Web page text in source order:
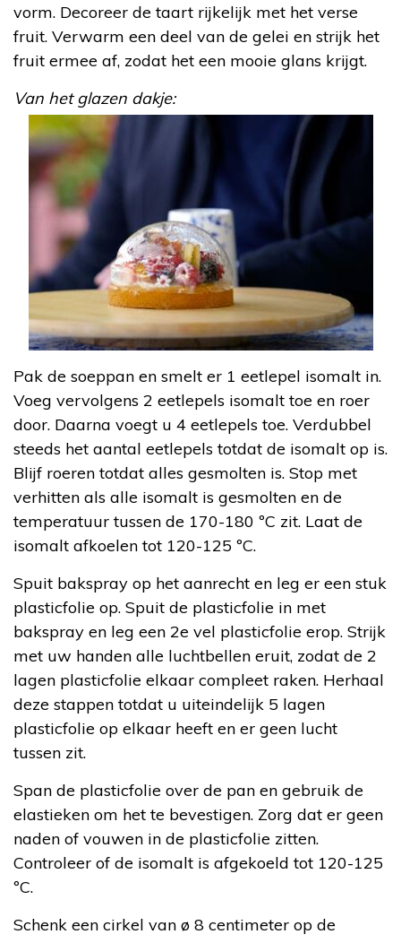
vorm. Decoreer de taart rijkelijk met het verse
fruit. Verwarm een deel van de gelei en strijk het
fruit ermee af, zodat het een mooie glans krijgt.
Van het glazen dakje:
Pak de soeppan en smelt er 1 eetlepel isomalt in.
Voeg vervolgens 2 eetlepels isomalt toe en roer
door. Daarna voegt u 4 eetlepels toe. Verdubbel
steeds het aantal eetlepels totdat de isomalt op is.
Blijf roeren totdat alles gesmolten is. Stop met
verhitten als alle isomalt is gesmolten en de
temperatuur tussen de 170-180 ºC zit. Laat de
isomalt afkoelen tot 120-125 ºC.
Spuit bakspray op het aanrecht en leg er een stuk
plasticfolie op. Spuit de plasticfolie in met
bakspray en leg een 2e vel plasticfolie erop. Strijk
met uw handen alle luchtbellen eruit, zodat de 2
lagen plasticfolie elkaar compleet raken. Herhaal
deze stappen totdat u uiteindelijk 5 lagen
plasticfolie op elkaar heeft en er geen lucht
tussen zit.
Span de plasticfolie over de pan en gebruik de
elastieken om het te bevestigen. Zorg dat er geen
naden of vouwen in de plasticfolie zitten.
Controleer of de isomalt is afgekoeld tot 120-125
ºC.
Schenk een cirkel van ø 8 centimeter op de